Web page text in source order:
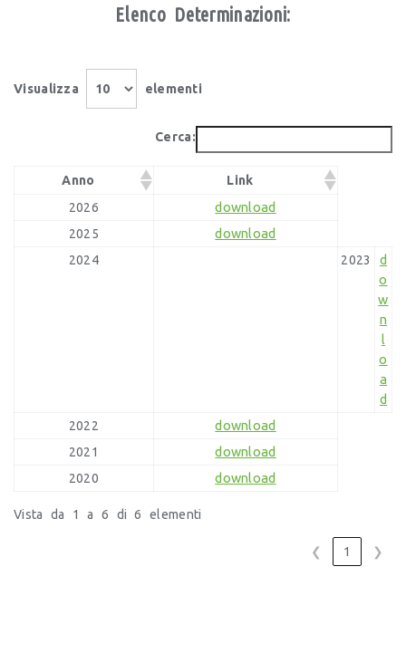
Elenco Determinazioni:
Visualizza elementi
Cerca:
Anno
Link
2026
download
2025 download
2024 2023
d
o
w
n
l
o
a
d
2022 download
2021 download
2020 download
Vista da 1 a 6 di 6 elementi
❮ 1 ❯